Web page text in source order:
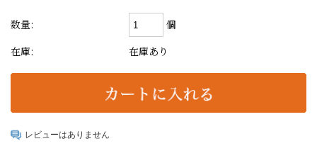
数量:
個
在庫:
在庫あり
レビューはありません